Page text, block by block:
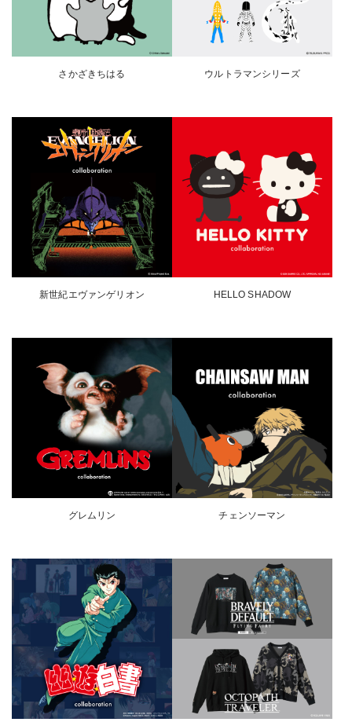
さかざきちはる ウルトラマンシリーズ
新世紀エヴァンゲリオン HELLO SHADOW
グレムリン チェンソーマン